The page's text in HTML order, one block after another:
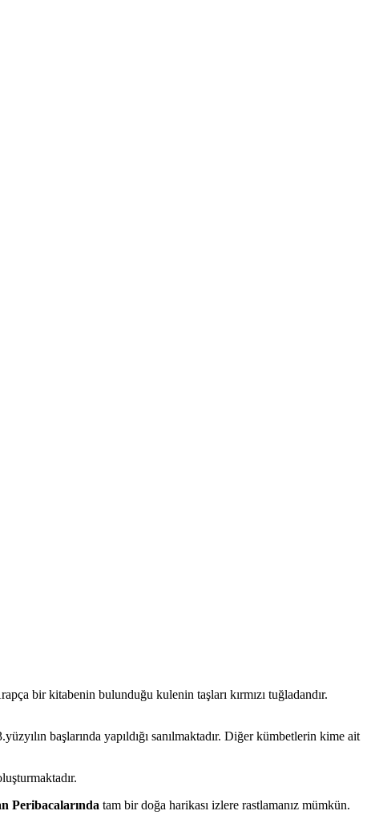
bir kitabenin bulunduğu kulenin taşları kırmızı tuğladandır.
başlarında yapıldığı sanılmaktadır. Diğer kümbetlerin kime ait
Peribacalarında tam bir doğa harikası izlere rastlamanız mümkün.